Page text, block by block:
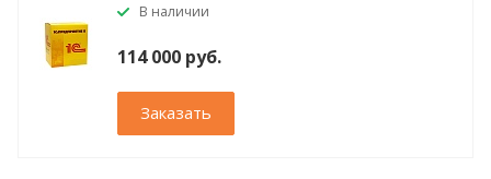
В наличии
114 000 руб.
Заказать